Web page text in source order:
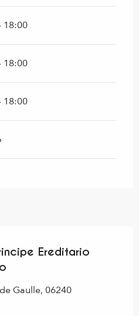
18:00
18:00
18:00
Ereditario
Gaulle, 06240